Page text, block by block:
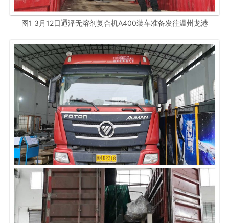
图1 3月12日通泽无溶剂复合机A400装车准备发往温州龙港